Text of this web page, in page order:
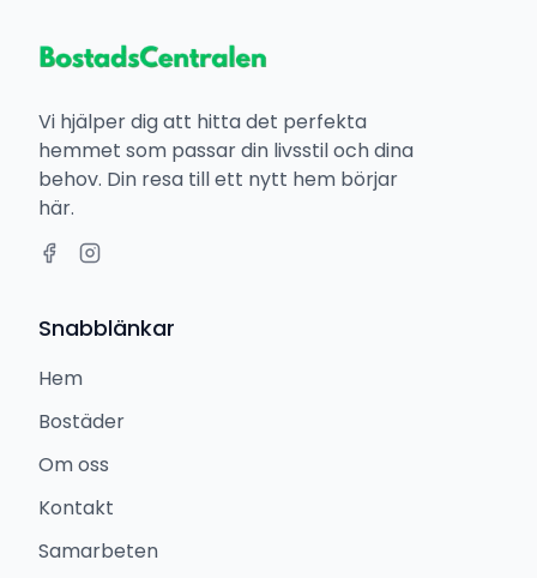
Vi hjälper dig att hitta det perfekta
hemmet som passar din livsstil och dina
behov. Din resa till ett nytt hem börjar
här.
Snabblänkar
Hem
Bostäder
Om oss
Kontakt
Samarbeten